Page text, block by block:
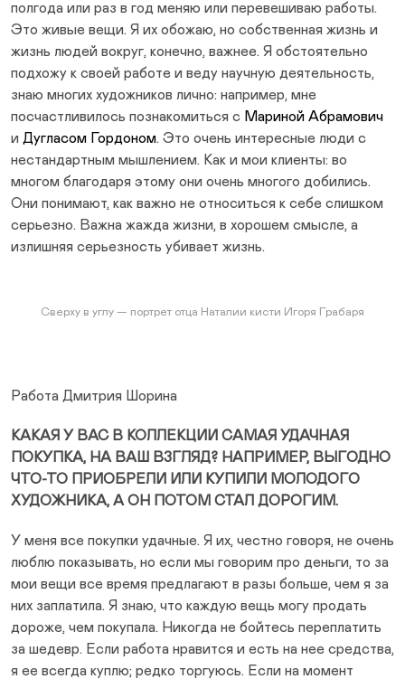
полгода или раз в год меняю или перевешиваю работы.
Это живые вещи. Я их обожаю, но собственная жизнь и
жизнь людей вокруг, конечно, важнее. Я обстоятельно
подхожу к своей работе и веду научную деятельность,
знаю многих художников лично: например, мне
посчастливилось познакомиться с Мариной Абрамович
и Дугласом Гордоном. Это очень интересные люди с
нестандартным мышлением. Как и мои клиенты: во
многом благодаря этому они очень многого добились.
Они понимают, как важно не относиться к себе слишком
серьезно. Важна жажда жизни, в хорошем смысле, а
излишняя серьезность убивает жизнь.
Сверху в углу — портрет отца Наталии кисти Игоря Грабаря
Работа Дмитрия Шорина
КАКАЯ У ВАС В КОЛЛЕКЦИИ САМАЯ УДАЧНАЯ
ПОКУПКА, НА ВАШ ВЗГЛЯД? НАПРИМЕР, ВЫГОДНО
ЧТО-ТО ПРИОБРЕЛИ ИЛИ КУПИЛИ МОЛОДОГО
ХУДОЖНИКА, А ОН ПОТОМ СТАЛ ДОРОГИМ.
У меня все покупки удачные. Я их, честно говоря, не очень
люблю показывать, но если мы говорим про деньги, то за
мои вещи все время предлагают в разы больше, чем я за
них заплатила. Я знаю, что каждую вещь могу продать
дороже, чем покупала. Никогда не бойтесь переплатить
за шедевр. Если работа нравится и есть на нее средства,
я ее всегда куплю; редко торгуюсь. Если на момент